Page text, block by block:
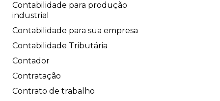
Contabilidade para produção
industrial
Contabilidade para sua empresa
Contabilidade Tributária
Contador
Contratação
Contrato de trabalho